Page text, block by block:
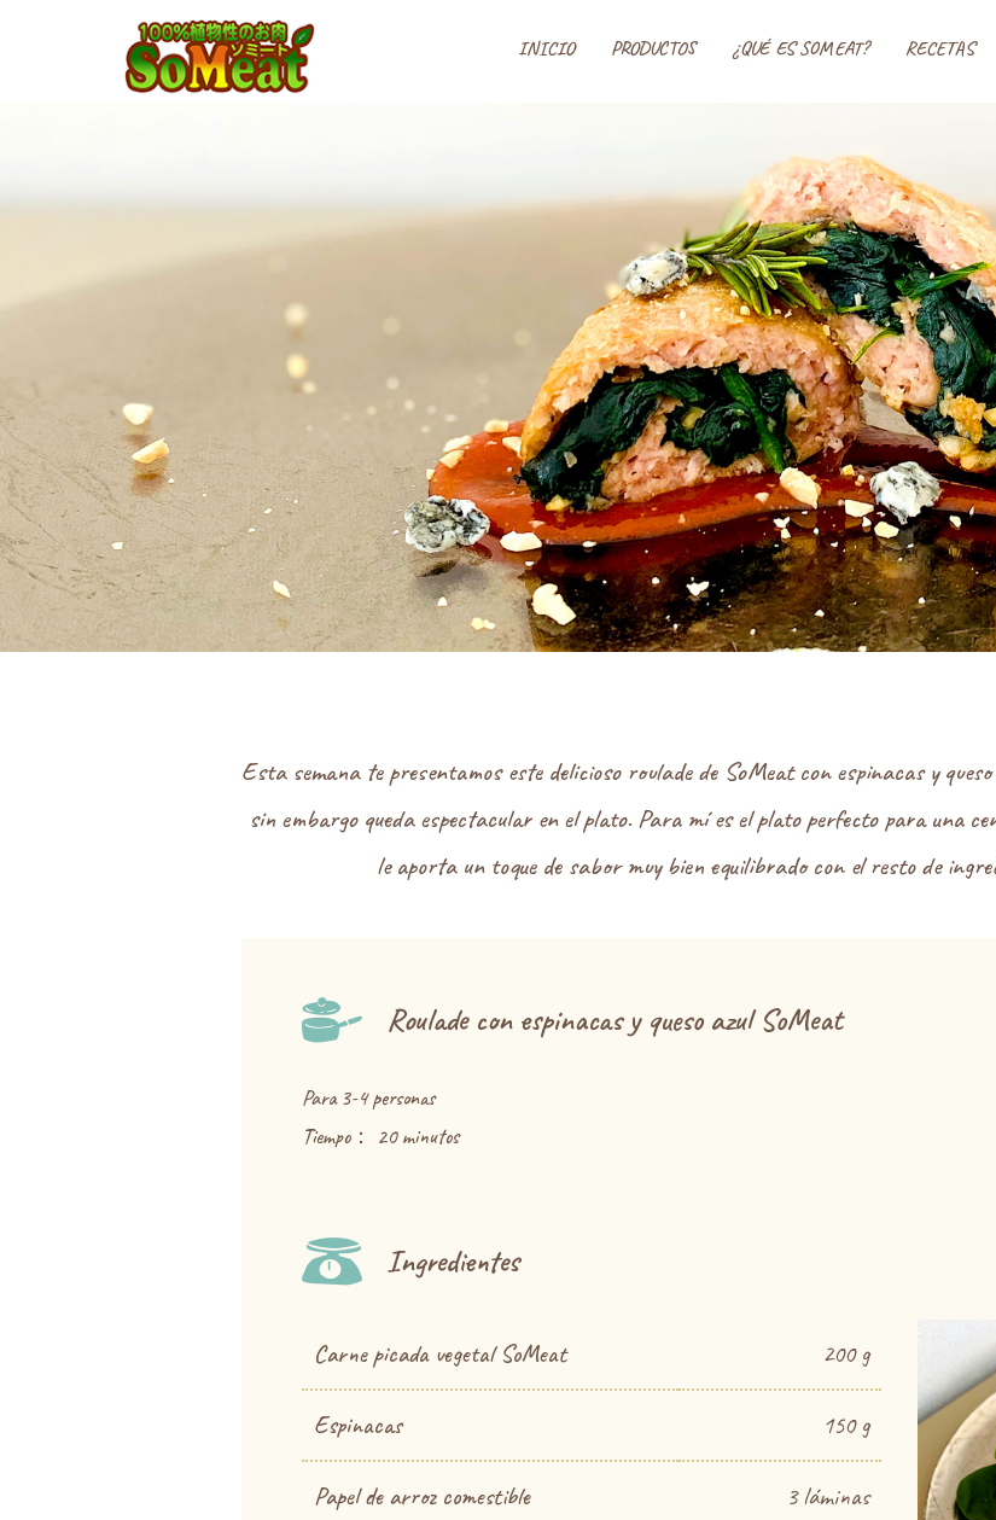
INICIO PRODUCTOS ¿QUÉ ES SOMEAT? RECETAS
Esta semana te presentamos este delicioso roulade de SoMeat con espinacas y
sin embargo queda espectacular en el plato. Para mí es el plato perfecto para una
le aporta un toque de sabor muy bien equilibrado con el resto de
Roulade con espinacas y queso azul SoMeat
Para 3-4 personas
Tiempo： 20 minutos
Ingredientes
Carne picada vegetal SoMeat 200 g
Espinacas 150 g
Papel de arroz comestible 3 láminas